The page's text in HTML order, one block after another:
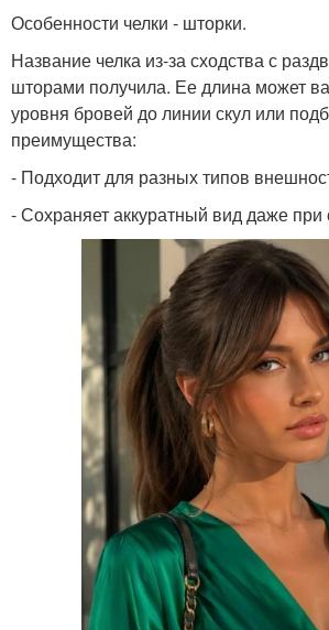
Особенности челки - шторки.
Название челка из-за сходства с
шторами получила. Ее длина может
уровня бровей до линии скул или
преимущества:
- Подходит для разных типов
- Сохраняет аккуратный вид даже при